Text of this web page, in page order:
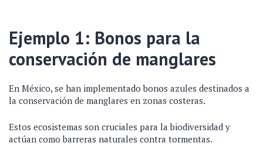
Ejemplo 1: Bonos para la
conservación de manglares
En México, se han implementado bonos azules destinados a
la conservación de manglares en zonas costeras.
Estos ecosistemas son cruciales para la biodiversidad y
actúan como barreras naturales contra tormentas.